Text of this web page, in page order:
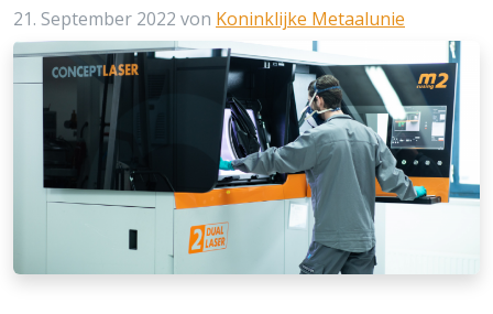
21. September 2022 von Koninklijke Metaalunie